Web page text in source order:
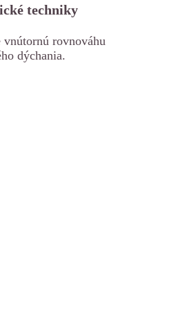
techniky
rovnováhu
dýchania.